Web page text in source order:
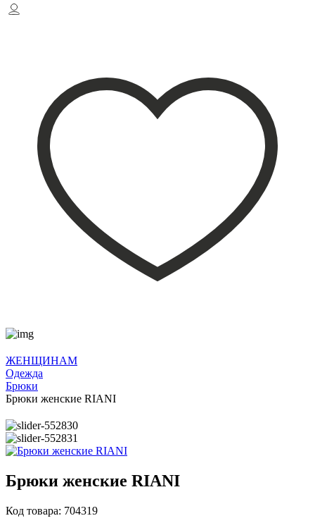
ЖЕНЩИНАМ
Одежда
Брюки
Брюки женские RIANI
Брюки женские RIANI
Код товара: 704319